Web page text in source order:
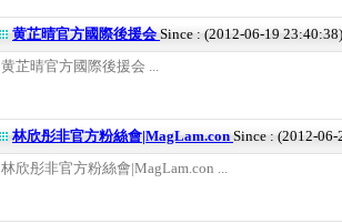
黄芷晴官方國際後援会 Since : (2012-06-19 23:40:38)
黄芷晴官方國際後援会 ...
林欣彤非官方粉絲會|MagLam.con Since : (2012-
林欣彤非官方粉絲會|MagLam.con ...